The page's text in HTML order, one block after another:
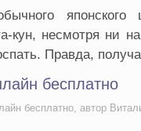
кун, несмотря ни
Правда,
бесплатно
бесплатно, автор